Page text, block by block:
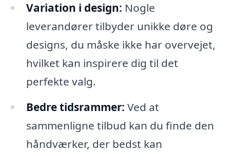
Variation i design: Nogle
leverandører tilbyder unikke døre og
designs, du måske ikke har overvejet,
hvilket kan inspirere dig til det
perfekte valg.
Bedre tidsrammer: Ved at
sammenligne tilbud kan du finde den
håndværker, der bedst kan